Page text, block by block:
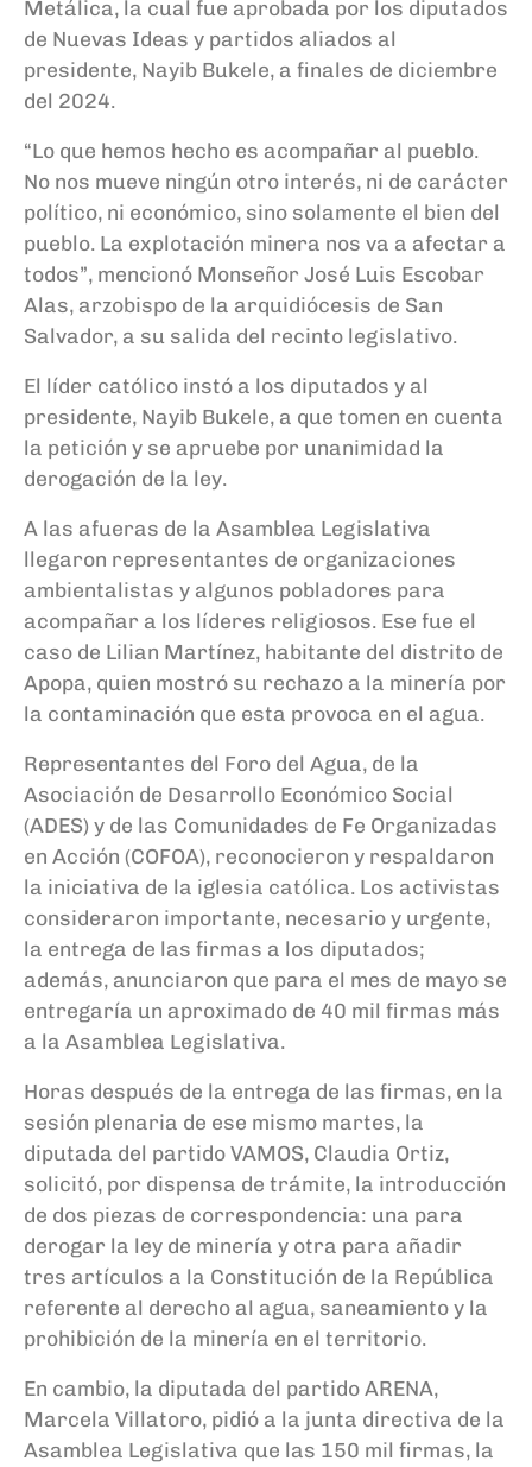
Metálica, la cual fue aprobada por los diputados
de Nuevas Ideas y partidos aliados al
presidente, Nayib Bukele, a finales de diciembre
del 2024.
“Lo que hemos hecho es acompañar al pueblo.
No nos mueve ningún otro interés, ni de carácter
político, ni económico, sino solamente el bien del
pueblo. La explotación minera nos va a afectar a
todos”, mencionó Monseñor José Luis Escobar
Alas, arzobispo de la arquidiócesis de San
Salvador, a su salida del recinto legislativo.
El líder católico instó a los diputados y al
presidente, Nayib Bukele, a que tomen en cuenta
la petición y se apruebe por unanimidad la
derogación de la ley.
A las afueras de la Asamblea Legislativa
llegaron representantes de organizaciones
ambientalistas y algunos pobladores para
acompañar a los líderes religiosos. Ese fue el
caso de Lilian Martínez, habitante del distrito de
Apopa, quien mostró su rechazo a la minería por
la contaminación que esta provoca en el agua.
Representantes del Foro del Agua, de la
Asociación de Desarrollo Económico Social
(ADES) y de las Comunidades de Fe Organizadas
en Acción (COFOA), reconocieron y respaldaron
la iniciativa de la iglesia católica. Los activistas
consideraron importante, necesario y urgente,
la entrega de las firmas a los diputados;
además, anunciaron que para el mes de mayo se
entregaría un aproximado de 40 mil firmas más
a la Asamblea Legislativa.
Horas después de la entrega de las firmas, en la
sesión plenaria de ese mismo martes, la
diputada del partido VAMOS, Claudia Ortiz,
solicitó, por dispensa de trámite, la introducción
de dos piezas de correspondencia: una para
derogar la ley de minería y otra para añadir
tres artículos a la Constitución de la República
referente al derecho al agua, saneamiento y la
prohibición de la minería en el territorio.
En cambio, la diputada del partido ARENA,
Marcela Villatoro, pidió a la junta directiva de la
Asamblea Legislativa que las 150 mil firmas, la